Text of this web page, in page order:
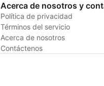
Acerca de nosotros y
Política de privacidad
Términos del servicio
Acerca de nosotros
Contáctenos